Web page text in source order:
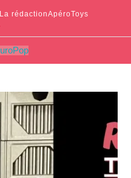
La rédactionApéroToys